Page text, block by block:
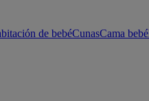
de bebéCunasCama bebé